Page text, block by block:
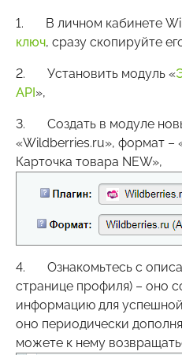
1. В личном кабинете
ключ, сразу скопируйте
2. Установить модуль «
API»,
3. Создать в модуле
«Wildberries.ru», формат –
Карточка товара NEW»,
4. Ознакомьтесь с
странице профиля) – оно
информацию для
оно периодически
можете к нему